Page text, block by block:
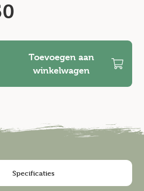
Toevoegen aan
winkelwagen
Specificaties